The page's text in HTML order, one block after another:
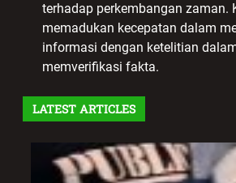
terhadap perkembangan zaman.
memadukan kecepatan dalam
informasi dengan ketelitian
memverifikasi fakta.
LATEST ARTICLES